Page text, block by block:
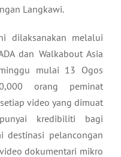
Langkawi.
dilaksanakan melalui
dan Walkabout Asia
mulai 13 Ogos
orang peminat
video yang dimuat
kredibiliti bagi
destinasi pelancongan
dokumentari mikro